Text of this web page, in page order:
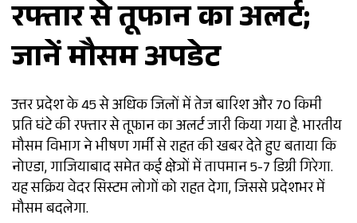
रफ्तार से तूफान का अलर्ट;
जानें मौसम अपडेट
उत्तर प्रदेश के 45 से अधिक जिलों में तेज बारिश और 70 किमी
प्रति घंटे की रफ्तार से तूफान का अलर्ट जारी किया गया है. भारतीय
मौसम विभाग ने भीषण गर्मी से राहत की खबर देते हुए बताया कि
नोएडा, गाजियाबाद समेत कई क्षेत्रों में तापमान 5-7 डिग्री गिरेगा.
यह सक्रिय वेदर सिस्टम लोगों को राहत देगा, जिससे प्रदेशभर में
मौसम बदलेगा.